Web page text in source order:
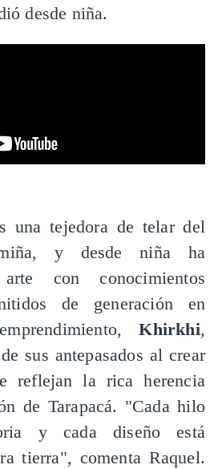
desde niña.
una tejedora de telar del
y desde niña ha
con conocimientos
de generación en
Khirkhi,
sus antepasados al crear
reflejan la rica herencia
de Tarapacá. "Cada hilo
y cada diseño está
tierra", comenta Raquel.